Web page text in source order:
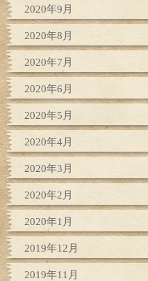
2020年9月
2020年8月
2020年7月
2020年6月
2020年5月
2020年4月
2020年3月
2020年2月
2020年1月
2019年12月
2019年11月